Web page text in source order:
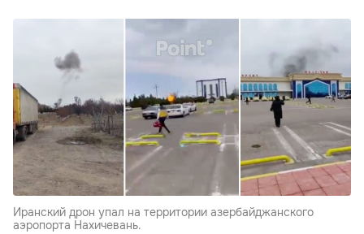
Иранский дрон упал на территории азербайджанского
аэропорта Нахичевань.